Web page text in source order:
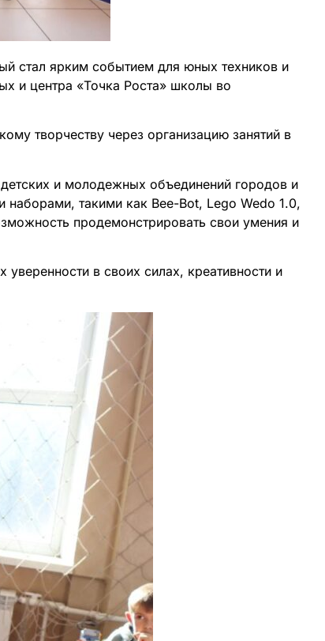
стал ярким событием для юных техников и
и центра «Точка Роста» школы во
творчеству через организацию занятий в
и молодежных объединений городов и
наборами, такими как Bee-Bot, Lego Wedo 1.0,
продемонстрировать свои умения и
в своих силах, креативности и